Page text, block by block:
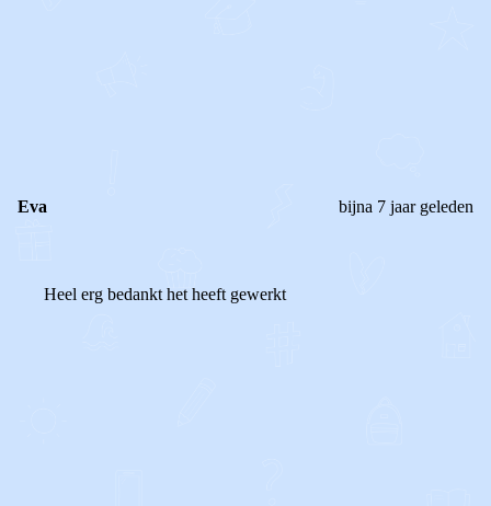
Eva bijna 7 jaar geleden
Heel erg bedankt het heeft gewerkt